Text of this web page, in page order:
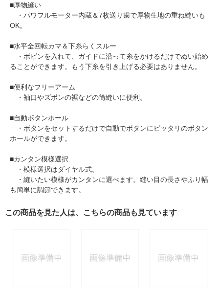
■厚物縫い
・パワフルモーター内蔵＆7枚送り歯で厚物生地の重ね縫いも
OK。
■水平全回転カマ＆下糸らくスルー
・ボビンを入れて、ガイドに沿って糸をかけるだけでぬい始め
ることができます。もう下糸を引き上げる必要はありません。
■便利なフリーアーム
・袖口やズボンの裾などの筒縫いに便利。
■自動ボタンホール
・ボタンをセットするだけで自動でボタンにピッタリのボタン
ホールができます。
■カンタン模様選択
・模様選択はダイヤル式。
・縫いたい模様がカンタンに選べます。縫い目の長さやふり幅
も簡単に調節できます。
この商品を見た人は、こちらの商品も見ています